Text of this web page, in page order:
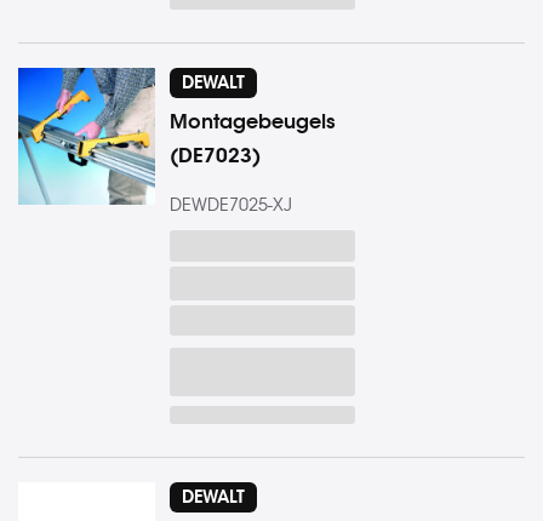
DEWALT
Montagebeugels
(DE7023)
DEWDE7025-XJ
DEWALT